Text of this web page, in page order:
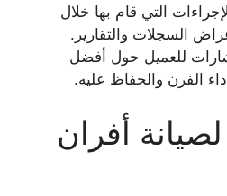
التي قام بها خلال
السجلات والتقارير.
للعميل حول أفضل
الفرن والحفاظ عليه.
أفران